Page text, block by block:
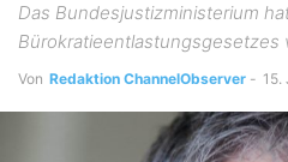
Das Bundesjustizministerium
Bürokratieentlastungsgesetzes
Von Redaktion ChannelObserver - 15.